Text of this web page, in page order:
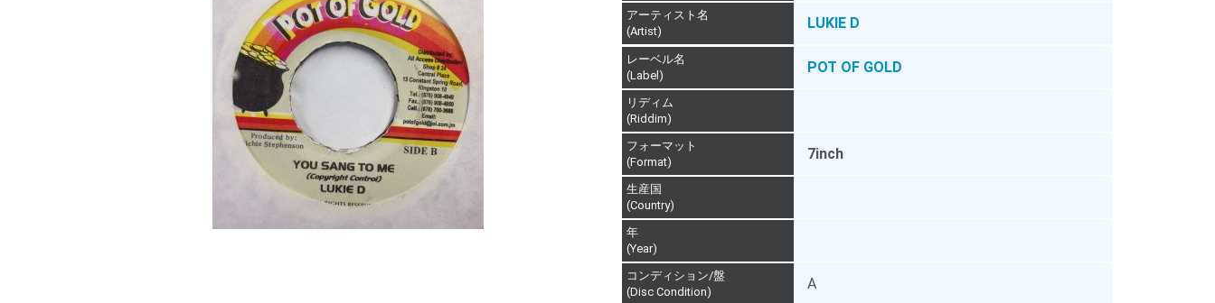
アーティスト名
(Artist)
LUKIE D
レーベル名
(Label)
POT OF GOLD
リディム
(Riddim)
フォーマット
(Format)
7inch
生産国
(Country)
年
(Year)
コンディション/盤
(Disc Condition)
A